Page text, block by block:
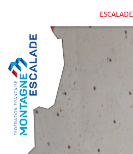
ESCALADE